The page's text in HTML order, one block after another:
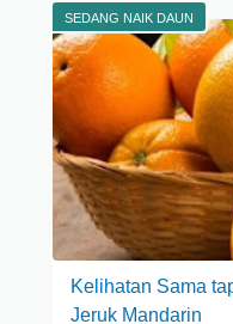
SEDANG NAIK DAUN
Kelihatan Sama
Jeruk Mandarin